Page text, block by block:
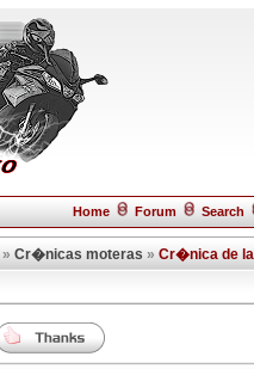
Home Forum Search
» Cr�nicas moteras » Cr�nica de